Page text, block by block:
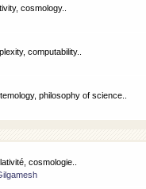
cosmology..
computability..
philosophy of science..
cosmologie..